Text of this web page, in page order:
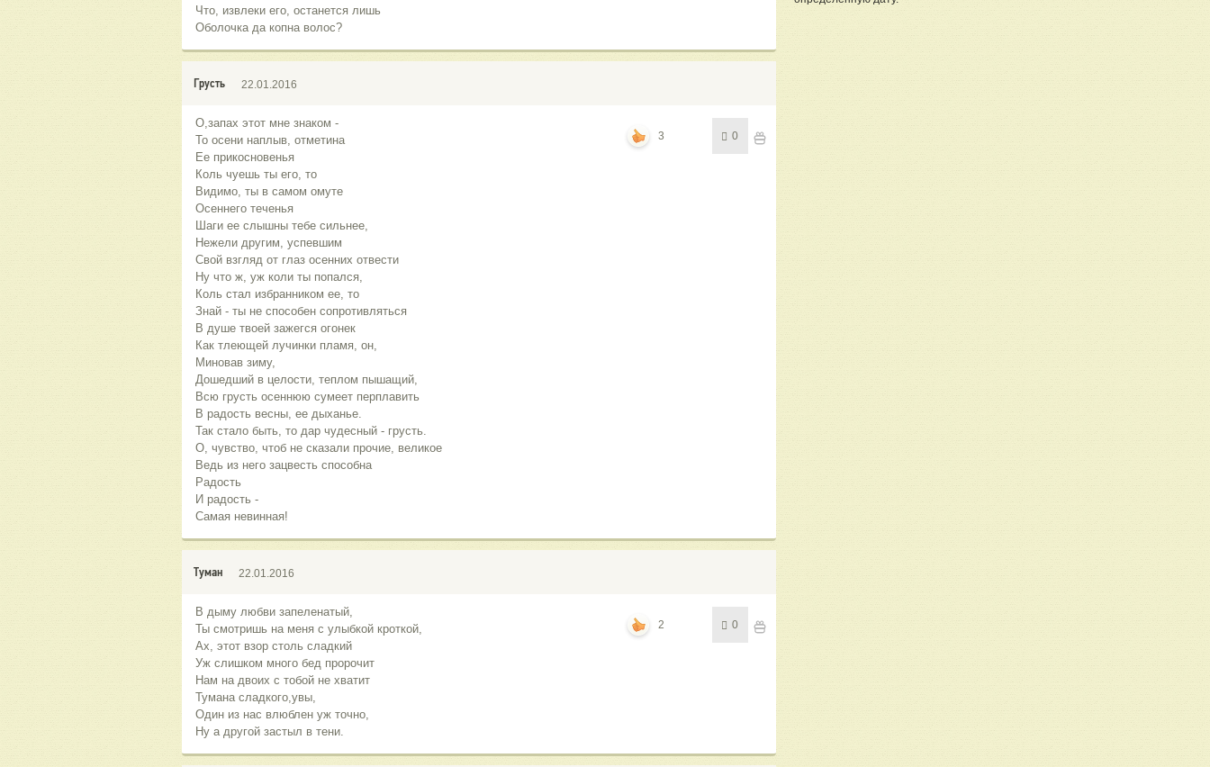
Что, извлеки его, останется лишь
Оболочка да копна волос?
Грусть 22.01.2016
О,запах этот мне знаком -
То осени наплыв, отметина
Ее прикосновенья
Коль чуешь ты его, то
Видимо, ты в самом омуте
Осеннего теченья
Шаги ее слышны тебе сильнее,
Нежели другим, успевшим
Свой взгляд от глаз осенних отвести
Ну что ж, уж коли ты попался,
Коль стал избранником ее, то
Знай - ты не способен сопротивляться
В душе твоей зажегся огонек
Как тлеющей лучинки пламя, он,
Миновав зиму,
Дошедший в целости, теплом пышащий,
Всю грусть осеннюю сумеет перплавить
В радость весны, ее дыханье.
Так стало быть, то дар чудесный - грусть.
О, чувство, чтоб не сказали прочие, великое
Ведь из него зацвесть способна
Радость
И радость -
Самая невинная!
3 0
Туман 22.01.2016
В дыму любви запеленатый,
Ты смотришь на меня с улыбкой кроткой,
Ах, этот взор столь сладкий
Уж слишком много бед пророчит
Нам на двоих с тобой не хватит
Тумана сладкого,увы,
Один из нас влюблен уж точно,
Ну а другой застыл в тени.
2 0